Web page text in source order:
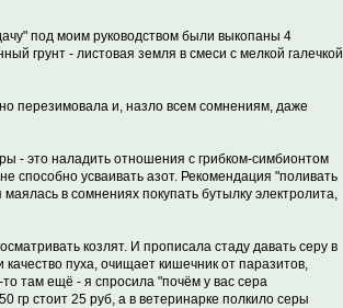
под моим руководством были выкопаны 4
грунт - листовая земля в смеси с мелкой галечкой
перезимовала и, назло всем сомнениям, даже
- это наладить отношения с грибком-симбионтом
способно усваивать азот. Рекомендация "поливать
в сомнениях покупать бутылку электролита,
козлят. И прописала стаду давать серу в
пуха, очищает кишечник от паразитов,
там ещё - я спросила "почём у вас сера
гр стоит 25 руб, а в ветеринарке полкило серы